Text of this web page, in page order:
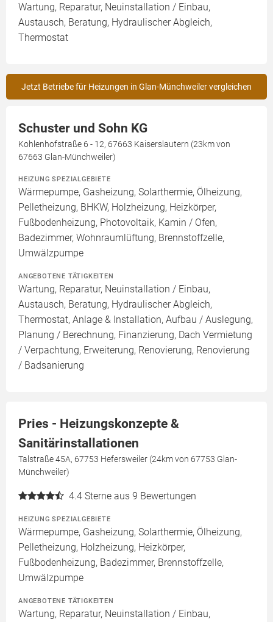
Wartung, Reparatur, Neuinstallation / Einbau,
Austausch, Beratung, Hydraulischer Abgleich,
Thermostat
Jetzt Betriebe für Heizungen in Glan-Münchweiler vergleichen
Schuster und Sohn KG
Kohlenhofstraße 6 - 12, 67663 Kaiserslautern (23km von
67663 Glan-Münchweiler)
HEIZUNG SPEZIALGEBIETE
Wärmepumpe, Gasheizung, Solarthermie, Ölheizung,
Pelletheizung, BHKW, Holzheizung, Heizkörper,
Fußbodenheizung, Photovoltaik, Kamin / Ofen,
Badezimmer, Wohnraumlüftung, Brennstoffzelle,
Umwälzpumpe
ANGEBOTENE TÄTIGKEITEN
Wartung, Reparatur, Neuinstallation / Einbau,
Austausch, Beratung, Hydraulischer Abgleich,
Thermostat, Anlage & Installation, Aufbau / Auslegung,
Planung / Berechnung, Finanzierung, Dach Vermietung
/ Verpachtung, Erweiterung, Renovierung, Renovierung
/ Badsanierung
Pries - Heizungskonzepte &
Sanitärinstallationen
Talstraße 45A, 67753 Hefersweiler (24km von 67753 Glan-
Münchweiler)
4.4 Sterne aus 9 Bewertungen
HEIZUNG SPEZIALGEBIETE
Wärmepumpe, Gasheizung, Solarthermie, Ölheizung,
Pelletheizung, Holzheizung, Heizkörper,
Fußbodenheizung, Badezimmer, Brennstoffzelle,
Umwälzpumpe
ANGEBOTENE TÄTIGKEITEN
Wartung, Reparatur, Neuinstallation / Einbau,